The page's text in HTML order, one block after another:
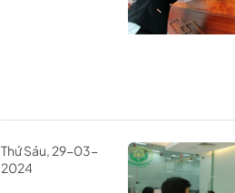
Thứ Sáu, 29-03-
2024